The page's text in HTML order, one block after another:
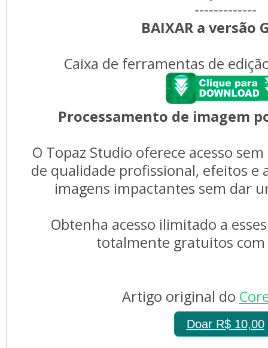
-------------
BAIXAR a versão
Caixa de ferramentas de
Processamento de imagem
O Topaz Studio oferece acesso
de qualidade profissional, efeitos e
imagens impactantes sem dar
Obtenha acesso ilimitado a
totalmente gratuitos com
Artigo original do
Doar R$ 10,00